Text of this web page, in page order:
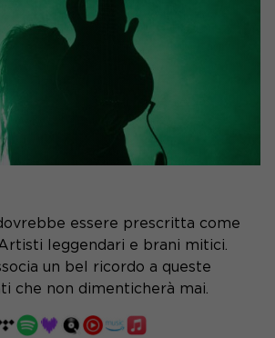
essere prescritta come
leggendari e brani mitici.
un bel ricordo a queste
che non dimenticherà mai.